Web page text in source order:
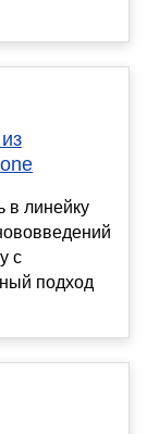
в линейку
с
подход